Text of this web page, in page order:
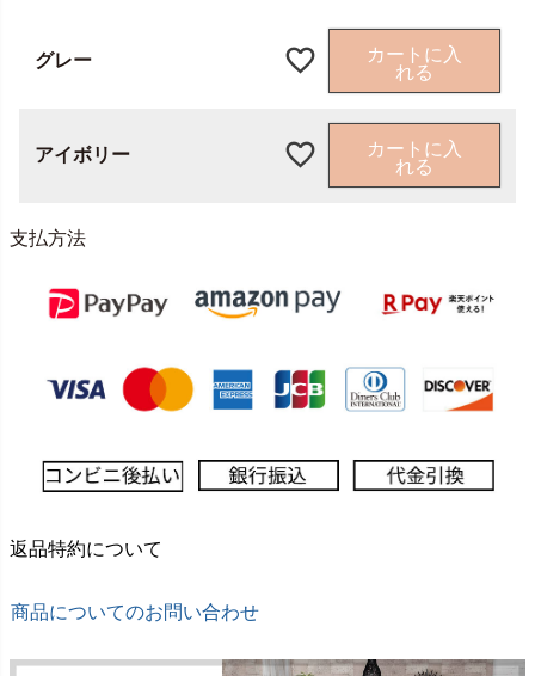
グレー
カートに入
れる
アイボリー
カートに入
れる
支払方法
返品特約について
商品についてのお問い合わせ